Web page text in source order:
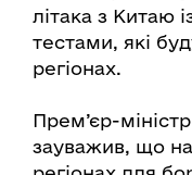
літака з Китаю
тестами, які
регіонах.
Прем’єр-
зауважив, що